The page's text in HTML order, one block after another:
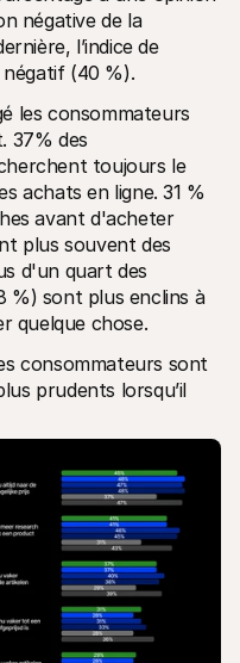
négative de la
l’indice de
(40 %).
les consommateurs
37% des
toujours le
achats en ligne. 31 %
avant d'acheter
plus souvent des
d'un quart des
%) sont plus enclins à
quelque chose.
consommateurs sont
prudents lorsqu’il